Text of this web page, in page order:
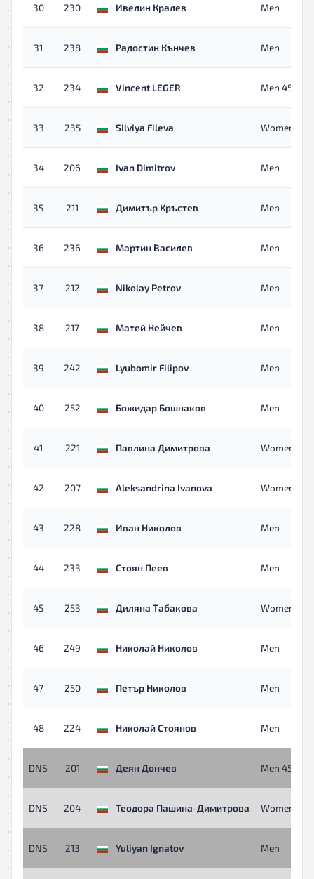
30 230 Ивелин Кралев Men
31 238 Радостин Кънчев Men
32 234 Vincent LEGER Men 45+
33 235 Silviya Fileva Women
34 206 Ivan Dimitrov Men
35 211 Димитър Кръстев Men
36 236 Мартин Василев Men
37 212 Nikolay Petrov Men
38 217 Матей Нейчев Men
39 242 Lyubomir Filipov Men
40 252 Божидар Бошнаков Men
41 221 Павлина Димитрова Women 45+
42 207 Aleksandrina Ivanova Women
43 228 Иван Николов Men
44 233 Стоян Пеев Men
45 253 Диляна Табакова Women
46 249 Николай Николов Men
47 250 Петър Николов Men
48 224 Николай Стоянов Men
DNS 201 Деян Дончев Men 45+
DNS 204 Теодора Пашина-Димитрова Women
DNS 213 Yuliyan Ignatov Men